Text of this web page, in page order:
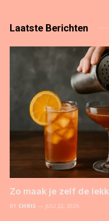
Laatste Berichten
Zo maak je zelf de
BY CHRIS JULI 22, 2026